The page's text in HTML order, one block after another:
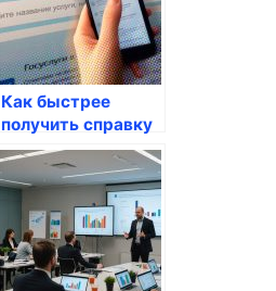
Как быстрее
получить справку
о доме через
Госуслуги